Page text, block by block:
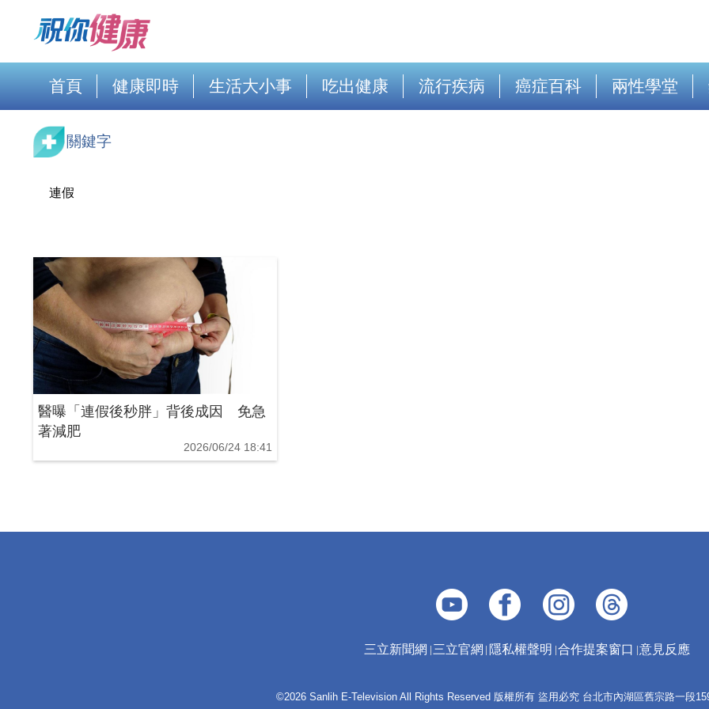
首頁 健康即時 生活大小事 吃出健康 流行疾病 癌症百科 兩性學堂
關鍵字
連假
醫曝「連假後秒胖」背後成因 免急
著減肥
2026/06/24 18:41
三立新聞網 三立官網 隱私權聲明 合作提案窗口 意見反應
©2026 Sanlih E-Television All Rights Reserved 版權所有 盜用必究 台北市內湖區舊宗路一段